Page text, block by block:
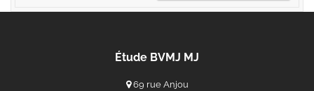
Étude BVMJ MJ
69 rue Anjou